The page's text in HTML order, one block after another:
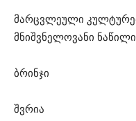
მარცვლეული
მნიშვნელოვანი
ბრინჯი
შვრია